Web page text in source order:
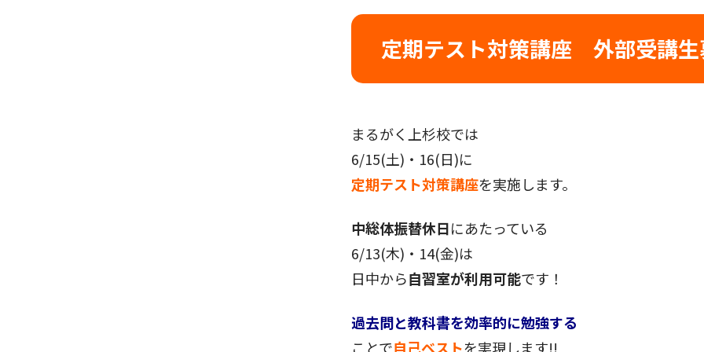
定期テスト対策講座 外部受講生
まるがく上杉校では
6/15(土)・16(日)に
定期テスト対策講座を実施します。
中総体振替休日にあたっている
6/13(木)・14(金)は
日中から自習室が利用可能です！
過去問と教科書を効率的に勉強する
ことで自己ベストを実現します!!